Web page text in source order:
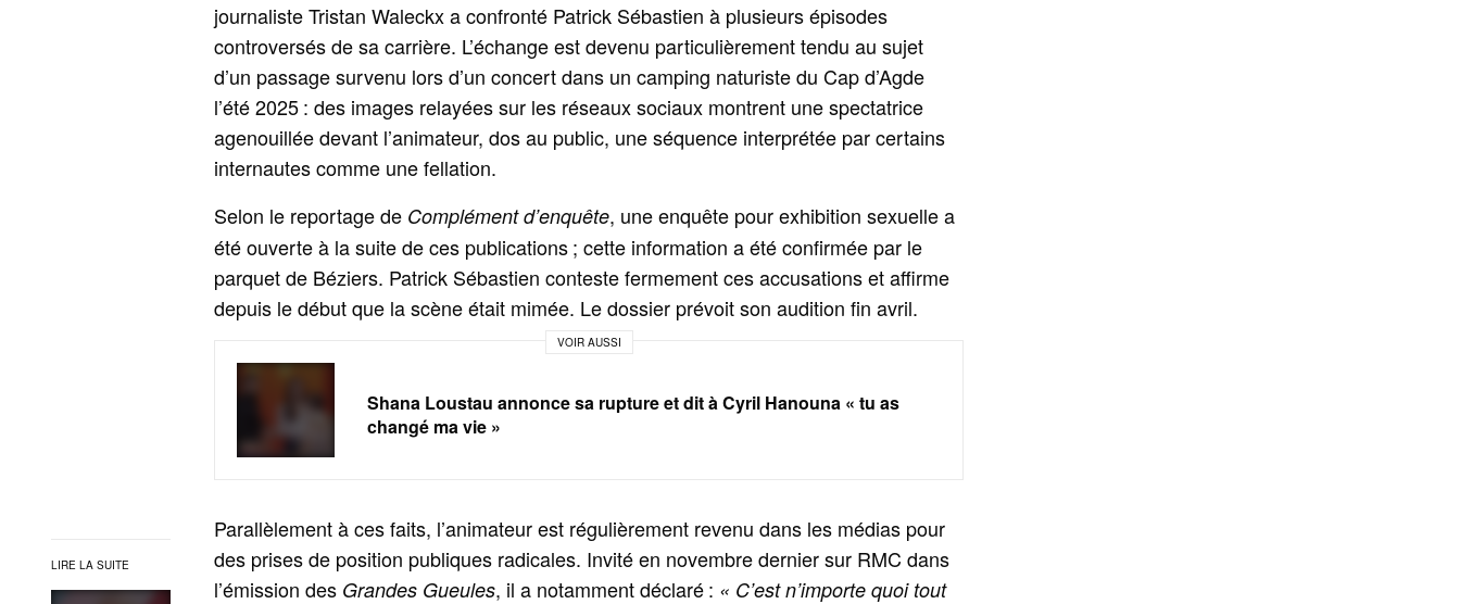
LIRE LA SUITE
journaliste Tristan Waleckx a confronté Patrick Sébastien à plusieurs épisodes
controversés de sa carrière. L’échange est devenu particulièrement tendu au sujet
d’un passage survenu lors d’un concert dans un camping naturiste du Cap d’Agde
l’été 2025 : des images relayées sur les réseaux sociaux montrent une spectatrice
agenouillée devant l’animateur, dos au public, une séquence interprétée par certains
internautes comme une fellation.
Selon le reportage de Complément d’enquête, une enquête pour exhibition sexuelle a
été ouverte à la suite de ces publications ; cette information a été confirmée par le
parquet de Béziers. Patrick Sébastien conteste fermement ces accusations et affirme
depuis le début que la scène était mimée. Le dossier prévoit son audition fin avril.
VOIR AUSSI
Shana Loustau annonce sa rupture et dit à Cyril Hanouna « tu as
changé ma vie »
Parallèlement à ces faits, l’animateur est régulièrement revenu dans les médias pour
des prises de position publiques radicales. Invité en novembre dernier sur RMC dans
l’émission des Grandes Gueules, il a notamment déclaré : « C’est n’importe quoi tout